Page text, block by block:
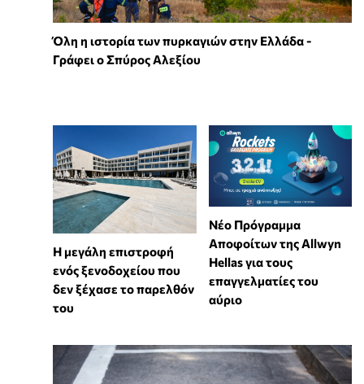
Όλη η ιστορία των πυρκαγιών στην Ελλάδα -
Γράφει ο Σπύρος Αλεξίου
Η μεγάλη επιστροφή
ενός ξενοδοχείου που
δεν ξέχασε το παρελθόν
του
Νέο Πρόγραμμα
Αποφοίτων της Allwyn
Hellas για τους
επαγγελματίες του
αύριο